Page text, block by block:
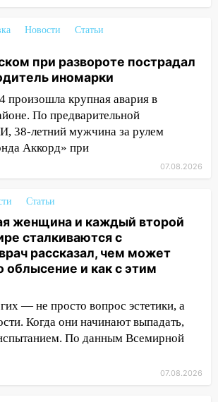
предложили отменить
ИИ будет выявлять
на контейнерных
шахматистка
выиграла два
сборной мира
Кондратию Рылееву
спасатели ночью
в заброшенных
мужчину
улицах Ульяновска
холодную воду
двоих участников
схемы при ЦГКБ
колонию на 7 и 8 лет
беспилотники сбили над
Новости
Статьи
при развороте пострадал
иномарки
произошла крупная авария в
По предварительной
38-летний мужчина за рулем
Аккорд» при
07.08.2026
Статьи
женщина и каждый второй
сталкиваются с
рассказал, чем может
облысение и как с этим
— не просто вопрос эстетики, а
Когда они начинают выпадать,
испытанием. По данным Всемирной
07.08.2026